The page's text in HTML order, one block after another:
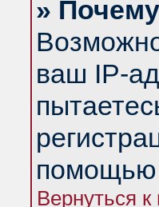
»
ваш IP-
помощью
Вернуться к